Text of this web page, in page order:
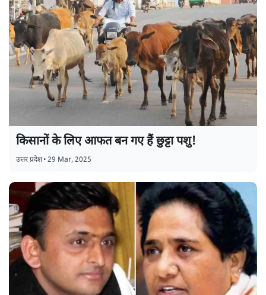
किसानों के लिए आफत बन गए हैं छुट्टा पशु!
उत्तर प्रदेश•29 Mar, 2025